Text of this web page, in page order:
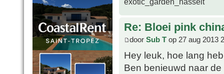
Re: Bloei pink
door Sub T op 27 aug 2013
Hey leuk, hoe lang
Ben benieuwd naar de